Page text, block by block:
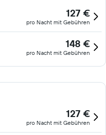
127 €
pro Nacht mit Gebühren
148 €
pro Nacht mit Gebühren
127 €
pro Nacht mit Gebühren